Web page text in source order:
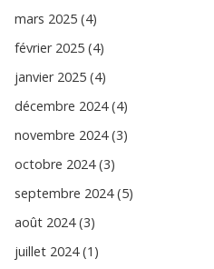
mars 2025 (4)
février 2025 (4)
janvier 2025 (4)
décembre 2024 (4)
novembre 2024 (3)
octobre 2024 (3)
septembre 2024 (5)
août 2024 (3)
juillet 2024 (1)